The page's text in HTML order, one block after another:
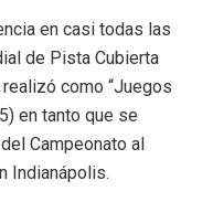
en casi todas las
de Pista Cubierta
como “Juegos
en tanto que se
Campeonato al
Indianápolis.